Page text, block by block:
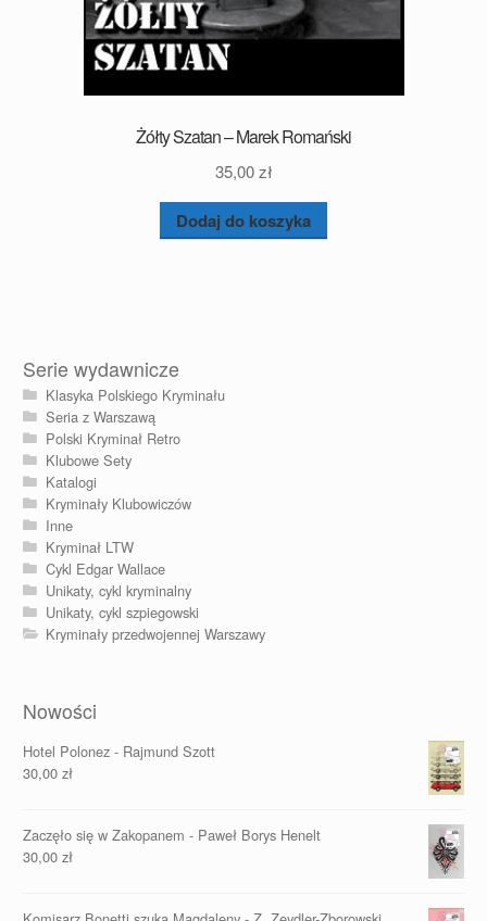
Żółty Szatan – Marek Romański
35,00zł
Dodaj do koszyka
Serie wydawnicze
Klasyka Polskiego Kryminału
Seria z Warszawą
Polski Kryminał Retro
Klubowe Sety
Katalogi
Kryminały Klubowiczów
Inne
Kryminał LTW
Cykl Edgar Wallace
Unikaty, cykl kryminalny
Unikaty, cykl szpiegowski
Kryminały przedwojennej Warszawy
Nowości
Hotel Polonez - Rajmund Szott
30,00 zł
Zaczęło się w Zakopanem - Paweł Borys Henelt
30,00 zł